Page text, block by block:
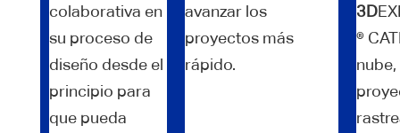
colaborativa en
su proceso de
diseño desde el
principio para
que pueda
avanzar los
proyectos más
rápido.
3D
®
nube,